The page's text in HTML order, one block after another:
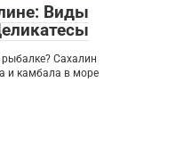
Виды
Сахалин
и камбала в море